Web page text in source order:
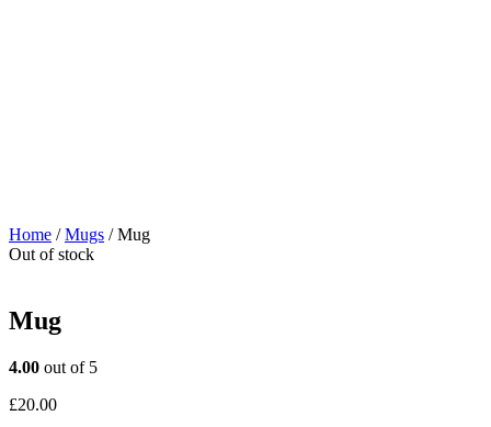
Home /Mugs / Mug
Out of stock
Mug
4.00 out of 5
£20.00